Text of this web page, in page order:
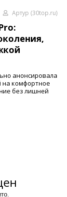
Артур (30top.ru)
анонсировала
на комфортное
без лишней